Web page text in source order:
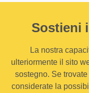
Sostieni
La nostra
ulteriormente il sito
sostegno. Se
considerate la